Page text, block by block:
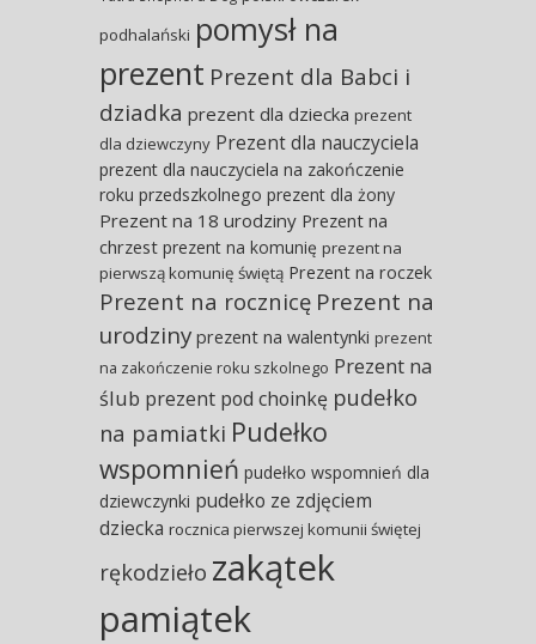
podhalański pomysł na
prezent Prezent dla Babci i
dziadka prezent dla dziecka prezent
dla dziewczyny Prezent dla nauczyciela
prezent dla nauczyciela na zakończenie
roku przedszkolnego prezent dla żony
Prezent na 18 urodziny Prezent na
chrzest prezent na komunię prezent na
pierwszą komunię świętą Prezent na roczek
Prezent na rocznicę Prezent na
urodziny prezent na walentynki prezent
na zakończenie roku szkolnego Prezent na
ślub prezent pod choinkę pudełko
na pamiatki Pudełko
wspomnień pudełko wspomnień dla
dziewczynki pudełko ze zdjęciem
dziecka rocznica pierwszej komunii świętej
rękodzieło zakątek
pamiątek